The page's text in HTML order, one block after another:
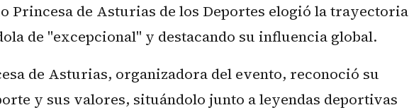
Princesa de Asturias de los Deportes elogió la trayectoria
de "excepcional" y destacando su influencia global.
de Asturias, organizadora del evento, reconoció su
y sus valores, situándolo junto a leyendas deportivas